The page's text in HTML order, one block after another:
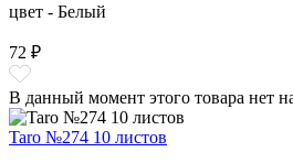
цвет - Белый
72 ₽
В данный момент этого товара нет
Taro №274 10 листов